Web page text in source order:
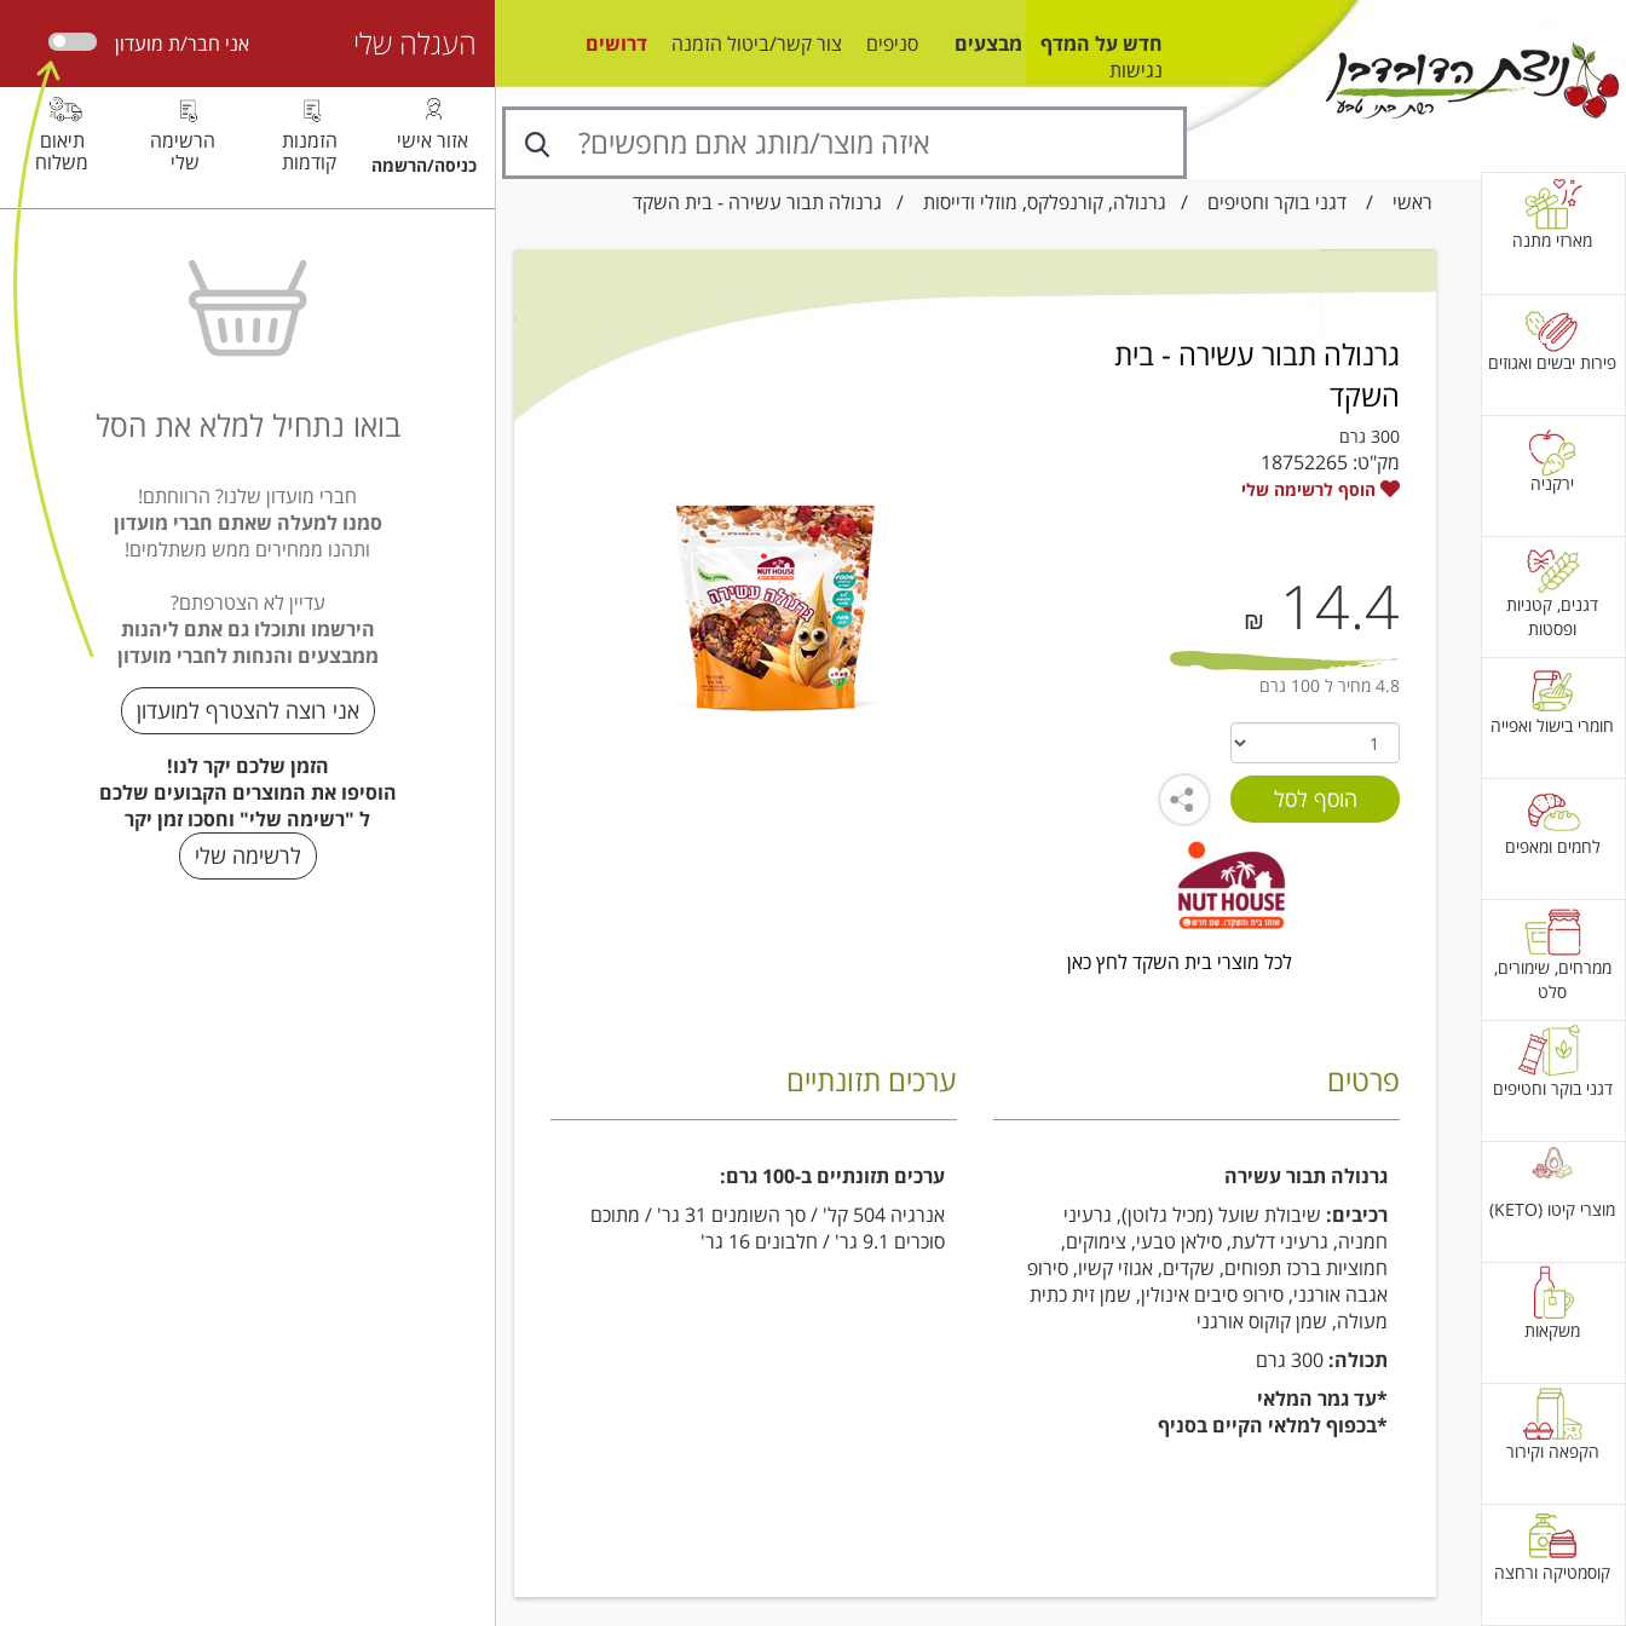
חדש על המדף מבצעים סניפים צור קשר/ביטול הזמנה
דרושים
נגישות
ראשי / דגני בוקר וחטיפים / גרנולה, קורנפלקס, מוזלי ודייסות / גרנולה תבור עשירה - בית השקד
מארזי מתנה
פירות יבשים ואגוזים
ירקניה
דגנים, קטניות
ופסטות
חומרי בישול ואפייה
לחמים ומאפים
ממרחים, שימורים,
סלט
דגני בוקר וחטיפים
מוצרי קיטו (KETO)
משקאות
הקפאה וקירור
קוסמטיקה ורחצה
גרנולה תבור עשירה - בית
השקד
300 גרם
מק"ט: 18752265
הוסף לרשימה שלי
14.4
₪
4.8 מחיר ל 100 גרם
לכל מוצרי בית השקד לחץ כאן
פרטים
גרנולה תבור עשירה
רכיבים: שיבולת שועל (מכיל גלוטן), גרעיני
חמניה, גרעיני דלעת, סילאן טבעי, צימוקים,
חמוציות ברכז תפוחים, שקדים, אגוזי קשיו, סירופ
אגבה אורגני, סירופ סיבים אינולין, שמן זית כתית
מעולה, שמן קוקוס אורגני
תכולה:
*עד גמר המלאי
*בכפוף למלאי הקיים בסניף
ערכים תזונתיים
ערכים תזונתיים ב-100 גרם:
אנרגיה 504 קל' / סך השומנים 31 גר' / מתוכם
סוכרים 9.1 גר' / חלבונים 16 גר'